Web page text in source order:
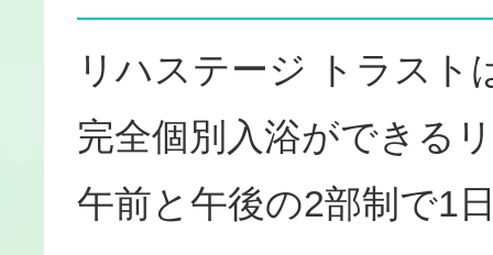
リハステージ トラスト
完全個別入浴ができる
午前と午後の2部制で1